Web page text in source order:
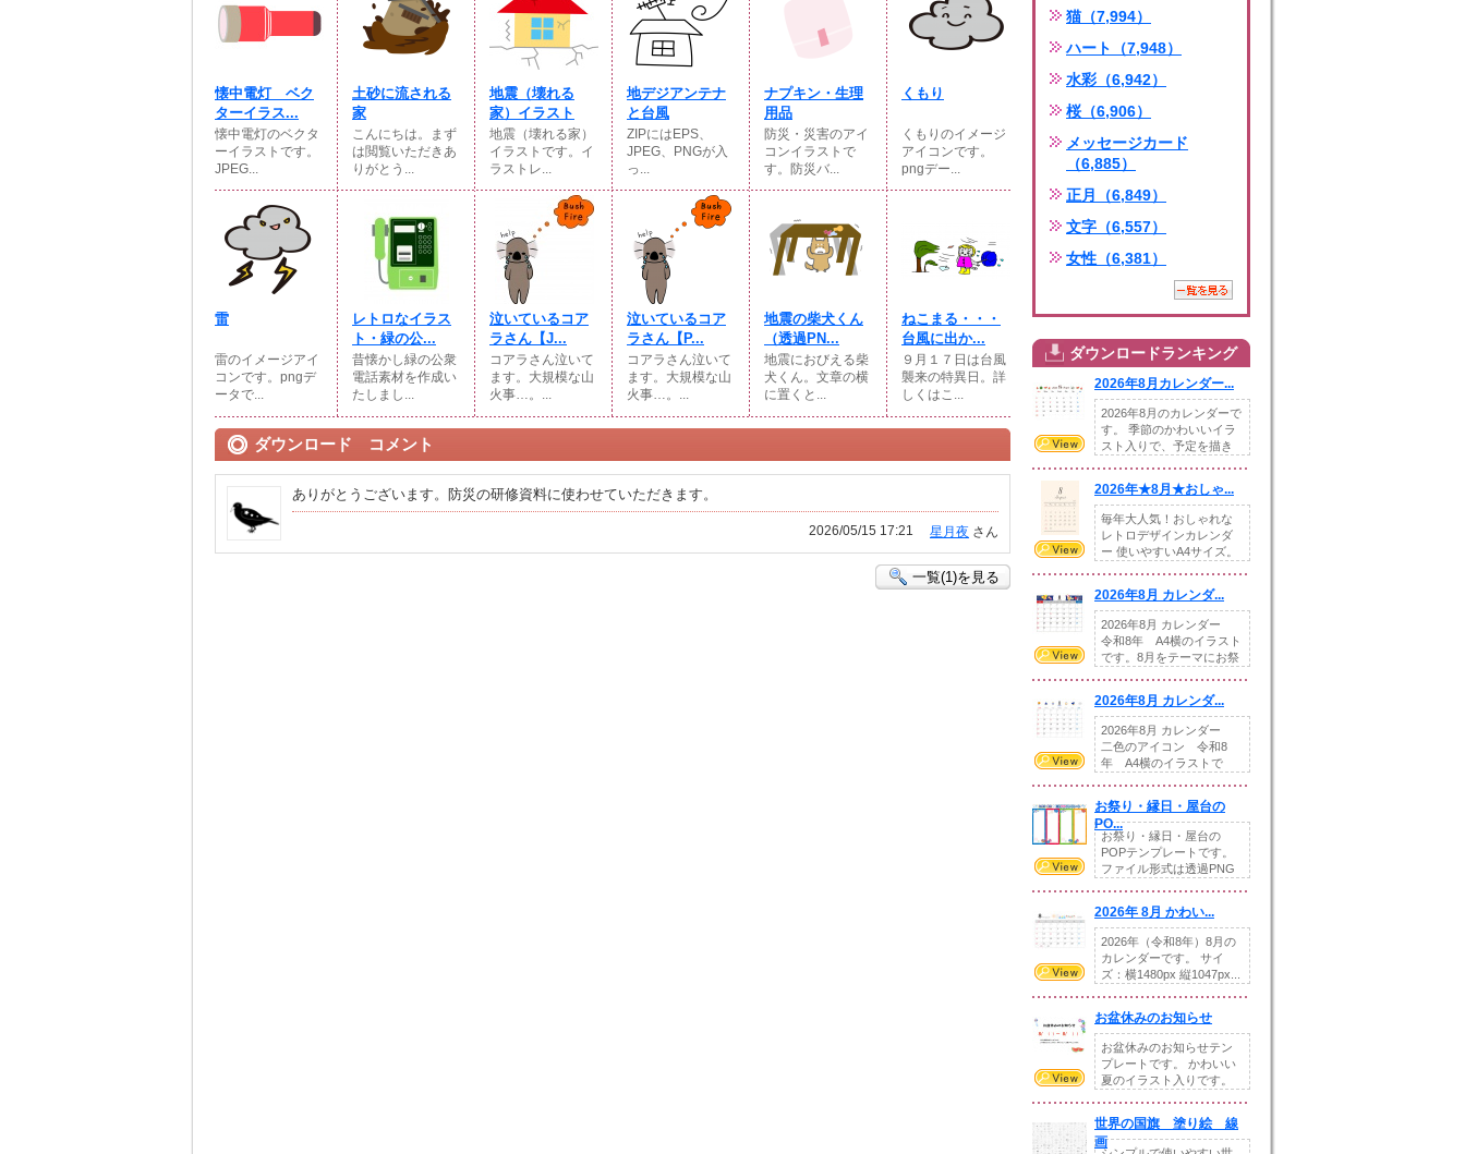
懐中電灯 ベク
ターイラス...
懐中電灯のベクタ
ーイラストです。
JPEG...
土砂に流される
家
こんにちは。まず
は閲覧いただきあ
りがとう...
地震（壊れる
家）イラスト
地震（壊れる家）
イラストです。イ
ラストレ...
地デジアンテナ
と台風
ZIPにはEPS、
JPEG、PNGが入
っ...
ナプキン・生理
用品
防災・災害のアイ
コンイラストで
す。防災バ...
くもり
くもりのイメージ
アイコンです。
pngデー...
雷
雷のイメージアイ
コンです。pngデ
ータで...
レトロなイラス
ト・緑の公...
昔懐かし緑の公衆
電話素材を作成い
たしまし...
泣いているコア
ラさん【J...
コアラさん泣いて
ます。大規模な山
火事…。...
泣いているコア
ラさん【P...
コアラさん泣いて
ます。大規模な山
火事…。...
地震の柴犬くん
（透過PN...
地震におびえる柴
犬くん。文章の横
に置くと...
ねこまる・・・
台風に出か...
９月１７日は台風
襲来の特異日。詳
しくはこ...
ダウンロード コメント
ありがとうございます。防災の研修資料に使わせていただきます。
星月夜 さん
2026/05/15 17:21
一覧(1)を見る
猫（7,994）
ハート（7,948）
水彩（6,942）
桜（6,906）
メッセージカード
（6,885）
正月（6,849）
文字（6,557）
女性（6,381）
ダウンロードランキング
2026年8月カレンダー...
2026年8月のカレンダーで
す。 季節のかわいいイラ
スト入りで、予定を描き
2026年★8月★おしゃ...
毎年大人気！おしゃれな
レトロデザインカレンダ
ー 使いやすいA4サイズ。
2026年8月 カレンダ...
2026年8月 カレンダー
令和8年 A4横のイラスト
です。8月をテーマにお祭
2026年8月 カレンダ...
2026年8月 カレンダー
二色のアイコン 令和8
年 A4横のイラストで
お祭り・縁日・屋台の
PO...
お祭り・縁日・屋台の
POPテンプレートです。
ファイル形式は透過PNG
2026年 8月 かわい...
2026年（令和8年）8月の
カレンダーです。 サイ
ズ：横1480px 縦1047px...
お盆休みのお知らせ
お盆休みのお知らせテン
プレートです。 かわいい
夏のイラスト入りです。
世界の国旗 塗り絵 線
画